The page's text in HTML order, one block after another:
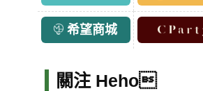
希望商城
關注 Heho